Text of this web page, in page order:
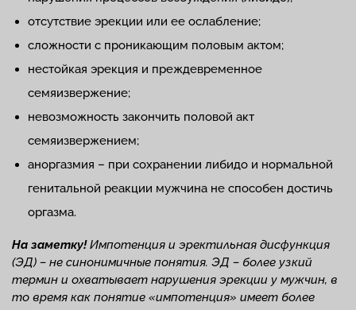
отсутствие эрекции или ее ослабление;
сложности с проникающим половым актом;
нестойкая эрекция и преждевременное
семяизвержение;
невозможность закончить половой акт
семяизвержением;
аноргазмия – при сохранении либидо и нормальной
генитальной реакции мужчина не способен достичь
оргазма.
На заметку!Импотенция и эректильная дисфункция
(ЭД) – не синонимичные понятия. ЭД – более узкий
термин и охватывает нарушения эрекции у мужчин, в
то время как понятие «импотенция» имеет более